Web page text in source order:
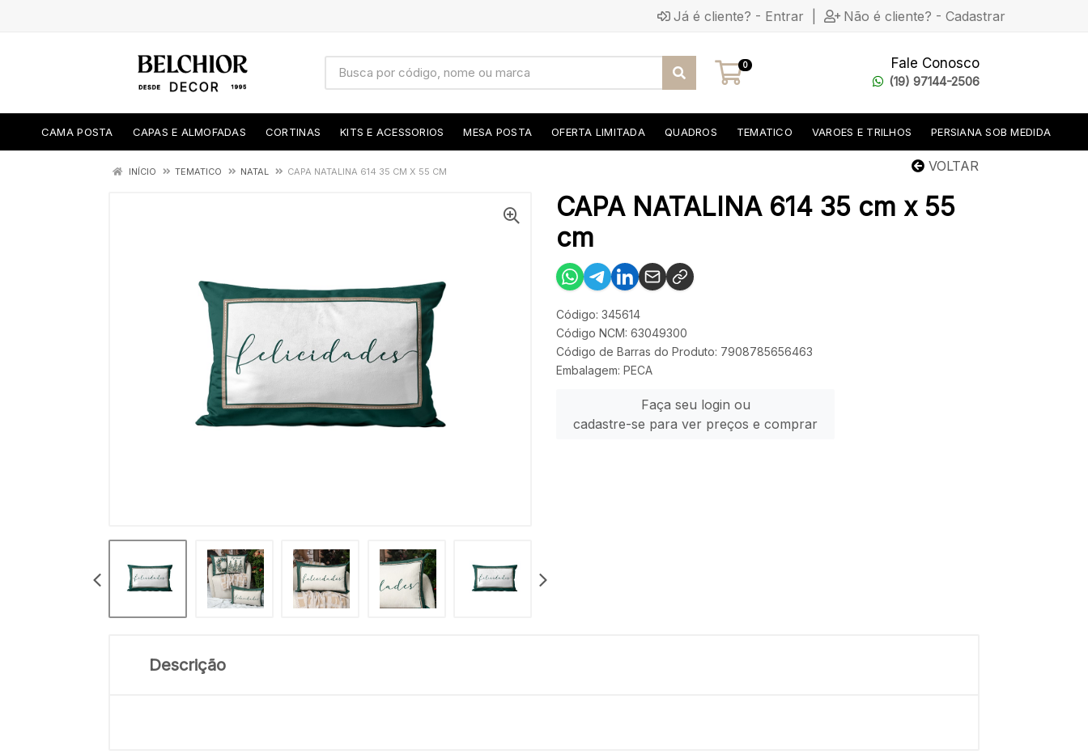
Já é cliente? - Entrar Não é cliente? - Cadastrar
0 Fale Conosco
(19) 97144-2506
CAMA POSTA CAPAS E ALMOFADAS CORTINAS KITS E ACESSORIOS MESA POSTA OFERTA LIMITADA QUADROS TEMATICO VAROES E TRILHOS PERSIANA SOB MEDIDA
VOLTAR
INÍCIO TEMATICO NATAL CAPA NATALINA 614 35 CM X 55 CM
CAPA NATALINA 614 35 cm x 55
cm
Código: 345614
Código NCM: 63049300
Código de Barras do Produto: 7908785656463
Embalagem: PECA
Faça seu login ou
cadastre-se para ver preços e comprar
Descrição